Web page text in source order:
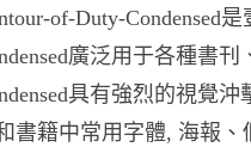
of-Duty-Condensed
廣泛用于各種書
具有強烈的視覺沖
書籍中常用字體, 海報